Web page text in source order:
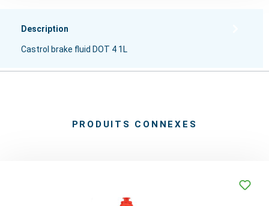
Description
Castrol brake fluid DOT 4 1L
PRODUITS CONNEXES